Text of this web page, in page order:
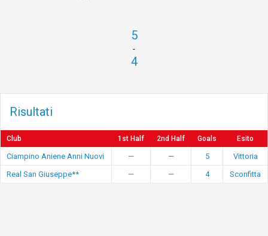
5
-
4
Risultati
Club 1st Half 2nd Half Goals Esito
Ciampino Aniene Anni Nuovi — — 5
Vittoria
Real San Giuseppe**
— — 4 Sconfitta